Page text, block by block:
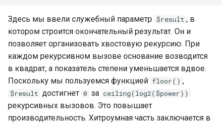
Здесь мы ввели служебный параметр $result , в
котором строится окончательный результат. Он и
позволяет организовать хвостовую рекурсию. При
каждом рекурсивном вызове основание возводится
в квадрат, а показатель степени уменьшается вдвое.
Поскольку мы пользуемся функцией floor() ,
$result достигнет 0 за ceiling(log2($power))
рекурсивных вызовов. Это повышает
производительность. Хитроумная часть заключается в